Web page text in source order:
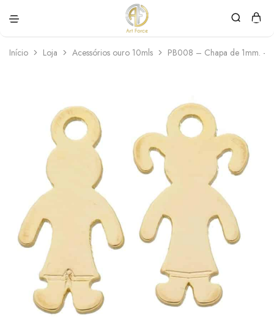
Force
personalizadas
Início Loja Acessórios ouro 10mls PB008 – Chapa de 1mm. –